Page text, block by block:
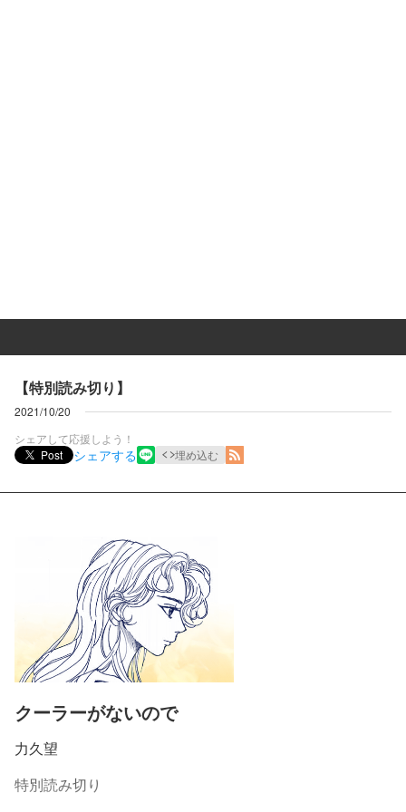
【特別読み切り】
2021/10/20
シェアして応援しよう！
Post
シェアする 埋め込む
クーラーがないので
力久望
特別読み切り